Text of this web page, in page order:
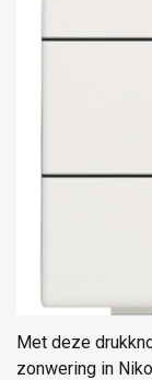
Met deze
zonwering in